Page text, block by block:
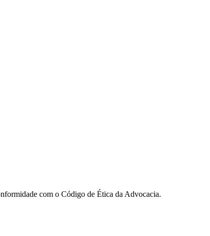
com o Código de Ética da Advocacia.